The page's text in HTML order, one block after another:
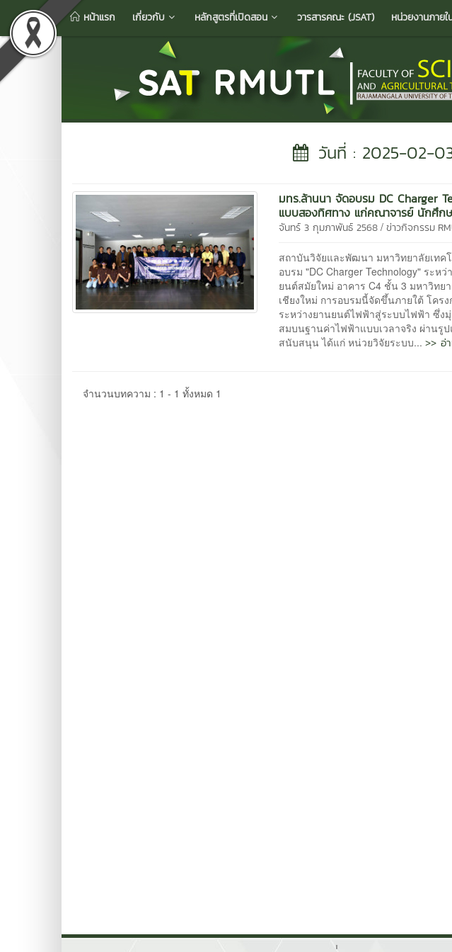
หน้าแรก เกี่ยวกับ หลักสูตรที่เปิดสอน วารสารคณะ (JSAT) หน่วยงานภายใ
วันที่ : 2025-02-
มทร.ล้านนา จัดอบรม DC Charger
แบบสองทิศทาง แก่คณาจารย์ นักศึก
จันทร์ 3 กุมภาพันธ์ 2568 /ข่าวกิจกรรม
สถาบันวิจัยและพัฒนา มหาวิทยาลัยเท
อบรม "DC Charger Technology" ระ
ยนต์สมัยใหม่ อาคาร C4 ชั้น 3 มหาวิทย
เชียงใหม่ การอบรมนี้จัดขึ้นภายใต้ โคร
ระหว่างยานยนต์ไฟฟ้าสู่ระบบไฟฟ้า ซึ่ง
สมบนฐานค่าไฟฟ้าแบบเวลาจริง ผ่านรู
สนับสนุน ได้แก่ หน่วยวิจัยระบบ...>> อ่
จำนวนบทความ : 1 - 1 ทั้งหมด 1